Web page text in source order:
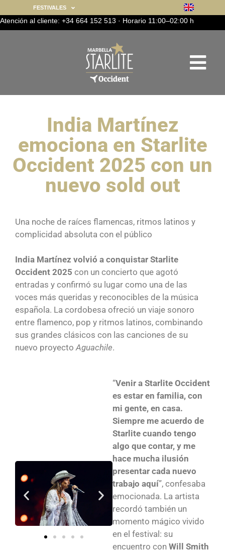
FESTIVALES
Atención al cliente: +34 664 152 513 · Horario 11:00–02:00 h
India Martínez
emociona en Starlite
Occident 2025 con un
nuevo sold out
Una noche de raíces flamencas, ritmos latinos y
complicidad absoluta con el público
India Martínez volvió a conquistar Starlite
Occident 2025 con un concierto que agotó
entradas y confirmó su lugar como una de las
voces más queridas y reconocibles de la música
española. La cordobesa ofreció un viaje sonoro
entre flamenco, pop y ritmos latinos, combinando
sus grandes clásicos con las canciones de su
nuevo proyectoAguachile.
“Venir a Starlite Occident
es estar en familia, con
mi gente, en casa.
Siempre me acuerdo de
Starlite cuando tengo
algo que contar, y me
hace mucha ilusión
presentar cada nuevo
trabajo aquí”, confesaba
emocionada. La artista
recordó también un
momento mágico vivido
en el festival: su
encuentro con Will Smith